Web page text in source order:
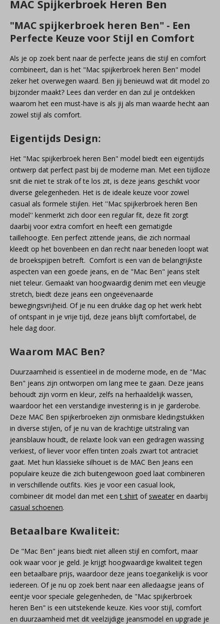
MAC Spijkerbroek Heren Ben
"MAC spijkerbroek heren Ben" - Een
Perfecte Keuze voor Stijl en Comfort
Als je op zoek bent naar de perfecte jeans die stijl en comfort
combineert, dan is het "Mac spijkerbroek heren Ben" model
zeker het overwegen waard. Ben jij benieuwd wat dit model zo
bijzonder maakt? Lees dan verder en dan zul je ontdekken
waarom het een must-have is als jij als man waarde hecht aan
zowel stijl als comfort.
Eigentijds Design:
Het "Mac spijkerbroek heren Ben" model biedt een eigentijds
ontwerp dat perfect past bij de moderne man. Met een tijdloze
snit die niet te strak of te los zit, is deze jeans geschikt voor
diverse gelegenheden. Het is de ideale keuze voor zowel
casual als formele stijlen. Het ''Mac spijkerbroek heren Ben
model'' kenmerkt zich door een regular fit, deze fit zorgt
daarbij voor extra comfort en heeft een gematigde
taillehoogte. Een perfect zittende jeans, die zich normaal
kleedt op het bovenbeen en dan recht naar beneden loopt wat
de broekspijpen betreft. Comfort is een van de belangrijkste
aspecten van een goede jeans, en de "Mac Ben" jeans stelt
niet teleur. Gemaakt van hoogwaardig denim met een vleugje
stretch, biedt deze jeans een ongeëvenaarde
bewegingsvrijheid. Of je nu een drukke dag op het werk hebt
of ontspant in je vrije tijd, deze jeans blijft comfortabel, de
hele dag door.
Waarom MAC Ben?
Duurzaamheid is essentieel in de moderne mode, en de "Mac
Ben" jeans zijn ontworpen om lang mee te gaan. Deze jeans
behoudt zijn vorm en kleur, zelfs na herhaaldelijk wassen,
waardoor het een verstandige investering is in je garderobe.
Deze MAC Ben spijkerbroeken zijn onmisbare kledingstukken
in diverse stijlen, of je nu van de krachtige uitstraling van
jeansblauw houdt, de relaxte look van een gedragen wassing
verkiest, of liever voor effen tinten zoals zwart tot antraciet
gaat. Met hun klassieke silhouet is de MAC Ben Jeans een
populaire keuze die zich buitengewoon goed laat combineren
in verschillende outfits. Kies je voor een casual look,
combineer dit model dan met eent shirt of sweater en daarbij
casual schoenen.
Betaalbare Kwaliteit:
De "Mac Ben" jeans biedt niet alleen stijl en comfort, maar
ook waar voor je geld. Je krijgt hoogwaardige kwaliteit tegen
een betaalbare prijs, waardoor deze jeans toegankelijk is voor
iedereen. Of je nu op zoek bent naar een alledaagse jeans of
eentje voor speciale gelegenheden, de "Mac spijkerbroek
heren Ben" is een uitstekende keuze. Kies voor stijl, comfort
en duurzaamheid met dit veelzijdige jeansmodel en upgrade je